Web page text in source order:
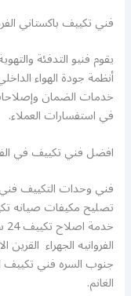
فني تكييف باكستاني
يقوم فنيو التدفئة
أنظمة جودة الهواء
خدمات الضمان
في استفسارات العملاء.
افضل فني تكييف في
فني وحدات التكييف
تصليح مكيفات صيانه
خدمة اصلاح تكييف 24 ساعه الفردوس فني تكييف
الفروانيه الجهراء
جنوب السره فني
الغانم.